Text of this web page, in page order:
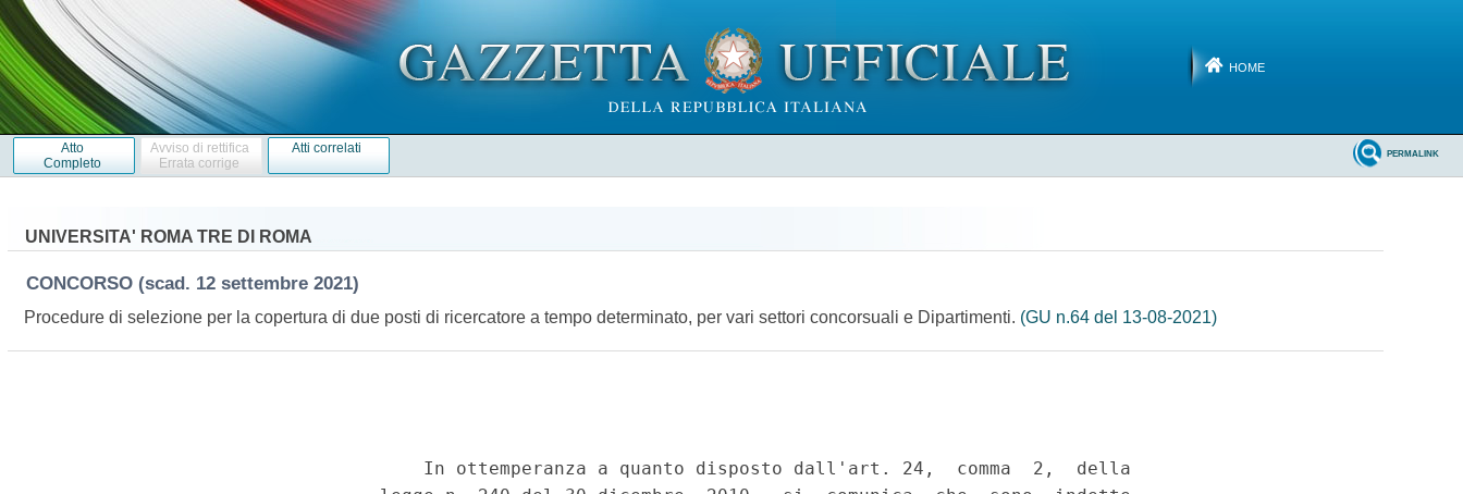
HOME
Atto
Completo
Avviso di rettifica
Errata corrige
Atti correlati PERMALINK
UNIVERSITA' ROMA TRE DI ROMA
CONCORSO (scad. 12 settembre 2021)
Procedure di selezione per la copertura di due posti di ricercatore a tempo determinato, per vari settori concorsuali e Dipartimenti. (GU n.64 del 13-08-2021)